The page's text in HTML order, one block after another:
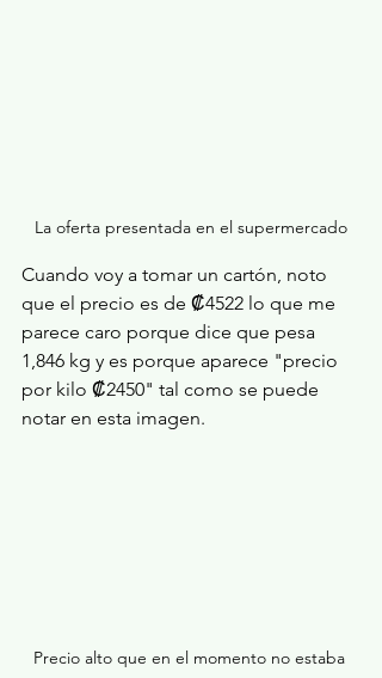
La oferta presentada en el supermercado
Cuando voy a tomar un cartón, noto
que el precio es de ₡4522 lo que me
parece caro porque dice que pesa
1,846 kg y es porque aparece "precio
por kilo ₡2450" tal como se puede
notar en esta imagen.
Precio alto que en el momento no estaba